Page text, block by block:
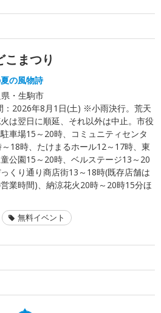
まつり
の風物詩
・生駒市
2026年8月1日(土) ※小雨決行。荒天
は翌日に順延、それ以外は中止。市役
車場15～20時、コミュニティセンタ
18時、たけまるホール12～17時、東
公園15～20時、ベルステージ13～20
くり通り商店街13～18時(既存店舗は
業時間)、納涼花火20時～20時15分ほ
無料イベント